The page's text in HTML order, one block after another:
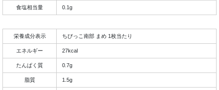
食塩相当量 0.1g
栄養成分表示 ちびっこ南部 まめ 1枚当たり
エネルギー 27kcal
たんぱく質 0.7g
脂質 1.5g